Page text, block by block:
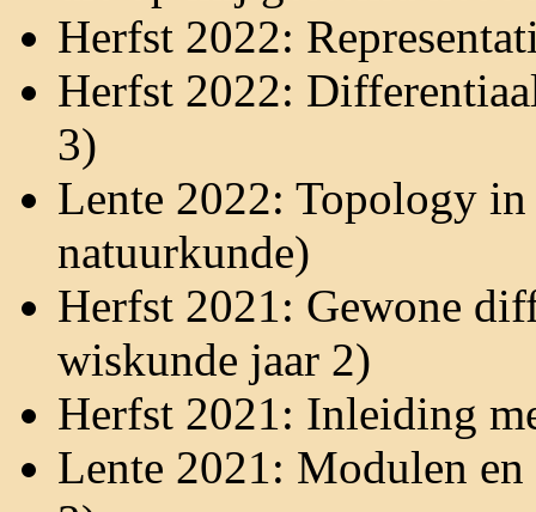
Herfst 2022:
Herfst 2022:
3)
Lente 2022: Topology
natuurkunde)
Herfst 2021: Gewone
wiskunde jaar 2)
Herfst 2021: Inleiding
Lente 2021: Modulen